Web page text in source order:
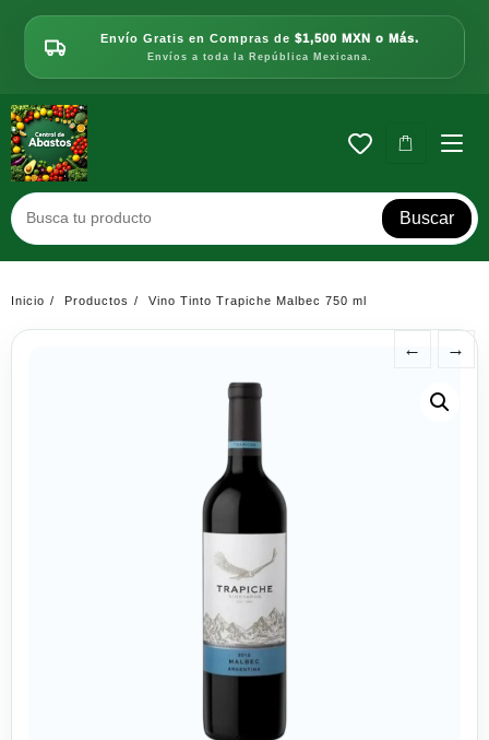
contenido
Envío Gratis en Compras de $1,500 MXN o Más.
Envíos a toda la República Mexicana.
Buscar
Inicio Productos Vino Tinto Trapiche Malbec 750 ml
← →